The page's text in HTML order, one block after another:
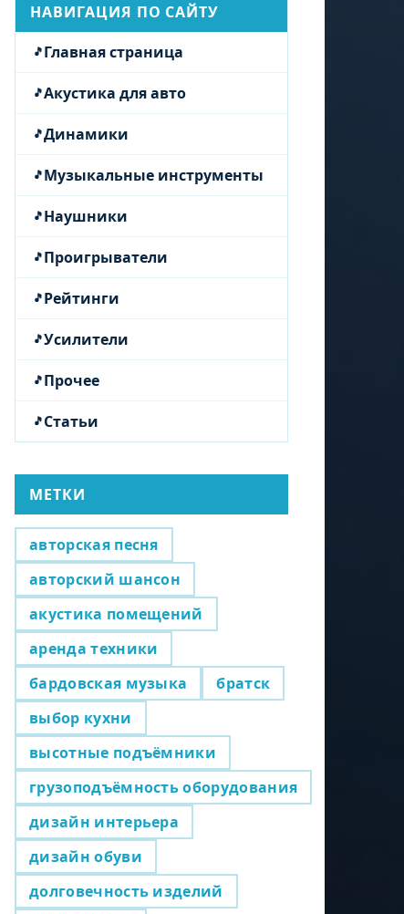
НАВИГАЦИЯ ПО САЙТУ
Главная страница
Акустика для авто
Динамики
Музыкальные инструменты
Наушники
Проигрыватели
Рейтинги
Усилители
Прочее
Статьи
МЕТКИ
авторская песня
авторский шансон
акустика помещений
аренда техники
бардовская музыка
братск
выбор кухни
высотные подъёмники
грузоподъёмность оборудования
дизайн интерьера
дизайн обуви
долговечность изделий